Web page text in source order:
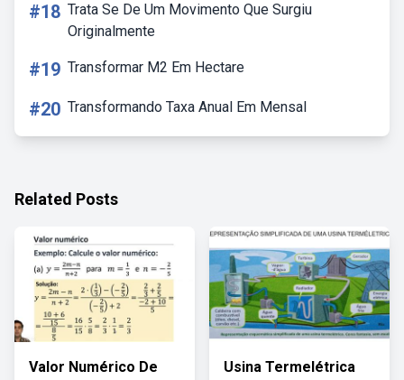
#18 Trata Se De Um Movimento Que Surgiu
Originalmente
#19 Transformar M2 Em Hectare
#20 Transformando Taxa Anual Em Mensal
Related Posts
Valor Numérico De Usina Termelétrica